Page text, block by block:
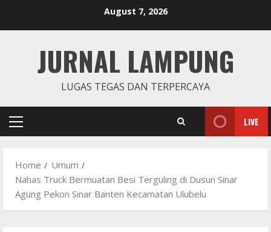
August 7, 2026
JURNAL LAMPUNG
LUGAS TEGAS DAN TERPERCAYA
Primary
LIVE
Home
Umum
Nahas Truck Bermuatan Besi Terguling di Dusun Sinar
Agung Pekon Sinar Banten Kecamatan Ulubelu